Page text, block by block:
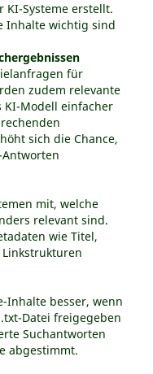
KI-Systeme erstellt.
Inhalte wichtig sind
für
zudem relevante
KI-Modell einfacher
sich die Chance,
mit, welche
relevant sind.
wie Titel,
Inhalte besser, wenn
Datei freigegeben
Suchantworten
abgestimmt.